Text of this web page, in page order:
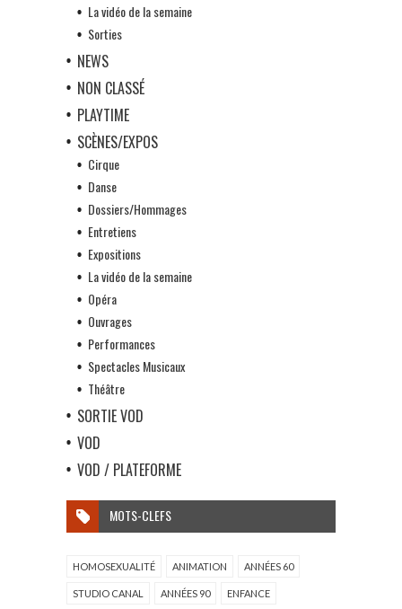
La vidéo de la semaine
Sorties
NEWS
NON CLASSÉ
PLAYTIME
SCÈNES/EXPOS
Cirque
Danse
Dossiers/Hommages
Entretiens
Expositions
La vidéo de la semaine
Opéra
Ouvrages
Performances
Spectacles Musicaux
Théâtre
SORTIE VOD
VOD
VOD / PLATEFORME
MOTS-CLEFS
HOMOSEXUALITÉ ANIMATION ANNÉES 60
STUDIO CANAL ANNÉES 90 ENFANCE